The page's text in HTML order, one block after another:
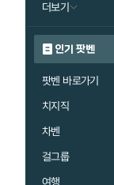
더보기
인기 팟벤
팟벤 바로가기
치지직
차벤
걸그룹
여행